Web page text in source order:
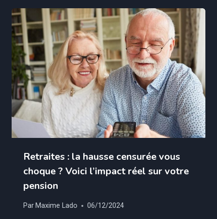
Retraites : la hausse censurée vous
choque ? Voici l’impact réel sur votre
pension
ParMaxime Lado 06/12/2024